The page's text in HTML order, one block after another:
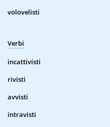
volovelisti
Verbi
incattivisti
rivisti
avvisti
intravisti